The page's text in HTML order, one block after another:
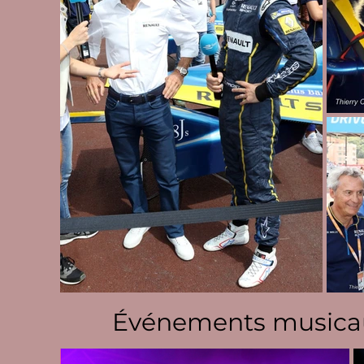
Événements